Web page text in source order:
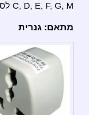
C, D, E, F, G, M לסוגי שקעים: I.
מתאם: גנרית